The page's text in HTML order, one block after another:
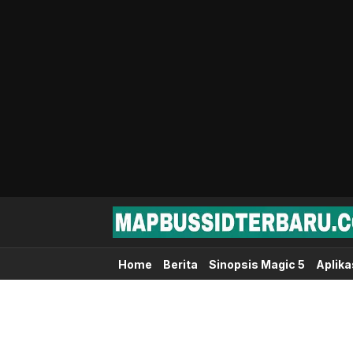
Map Bussid Terbaru
MapBussidTerbaru.com | Pusat
Home Berita Sinopsis Magic 5